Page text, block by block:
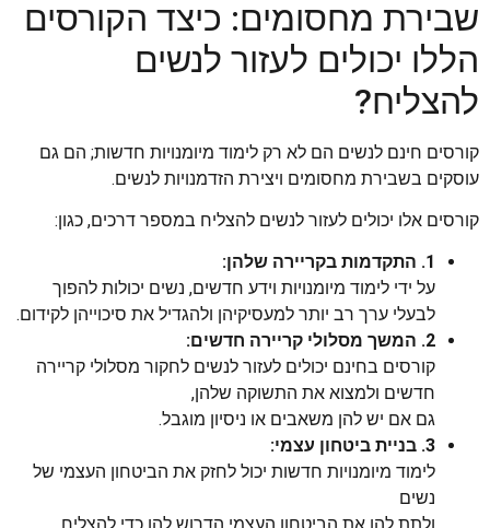
שבירת מחסומים: כיצד הקורסים
הללו יכולים לעזור לנשים
להצליח?
קורסים חינם לנשים הם לא רק לימוד מיומנויות חדשות; הם גם
עוסקים בשבירת מחסומים ויצירת הזדמנויות לנשים.
קורסים אלו יכולים לעזור לנשים להצליח במספר דרכים, כגון:
1. התקדמות בקריירה שלהן:
על ידי לימוד מיומנויות וידע חדשים, נשים יכולות להפוך
לבעלי ערך רב יותר למעסיקיהן ולהגדיל את סיכוייהן לקידום.
2. המשך מסלולי קריירה חדשים:
קורסים בחינם יכולים לעזור לנשים לחקור מסלולי קריירה
חדשים ולמצוא את התשוקה שלהן,
גם אם יש להן משאבים או ניסיון מוגבל.
3. בניית ביטחון עצמי:
לימוד מיומנויות חדשות יכול לחזק את הביטחון העצמי של
נשים